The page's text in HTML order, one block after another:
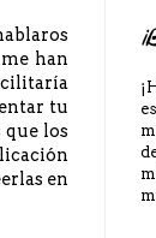
han
tu
los
en